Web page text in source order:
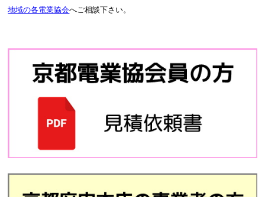
地域の各電業協会へご相談下さい。